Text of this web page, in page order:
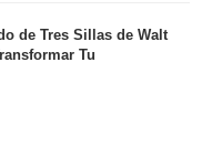
de Tres Sillas de Walt
Tu